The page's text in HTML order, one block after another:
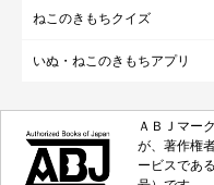
ねこのきもちクイズ
いぬ・ねこのきもちアプリ
ＡＢＪマー
が、著作権
ービスであ